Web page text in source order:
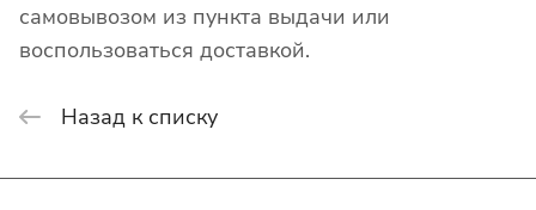
самовывозом из пункта выдачи или
воспользоваться доставкой.
Назад к списку